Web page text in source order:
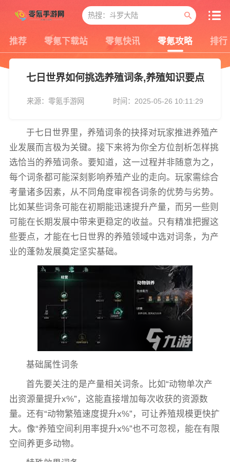
推荐 零氪下载站 零氪快讯 零氪攻略 排行
七日世界如何挑选养殖词条,养殖知识要点
来源：零氪手游网 时间：2025-05-26 10:11:29
于七日世界里，养殖词条的抉择对玩家推进养殖产
业发展而言极为关键。接下来将为你全方位剖析怎样挑
选恰当的养殖词条。要知道，这一过程并非随意为之，
每个词条都可能深刻影响养殖产业的走向。玩家需综合
考量诸多因素，从不同角度审视各词条的优势与劣势。
比如某些词条可能在初期能迅速提升产量，而另一些则
可能在长期发展中带来更稳定的收益。只有精准把握这
些要点，才能在七日世界的养殖领域中选对词条，为产
业的蓬勃发展奠定坚实基础。
基础属性词条
首先要关注的是产量相关词条。比如“动物单次产
出资源量提升x%”，这能直接增加每次收获的资源数
量。还有“动物繁殖速度提升x%”，可让养殖规模更快扩
大。像“养殖空间利用率提升x%”也不可忽视，能在有限
空间养更多动物。